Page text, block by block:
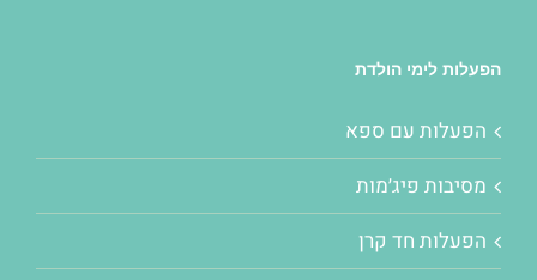
הפעלות לימי הולדת
הפעלות עם ספא
מסיבות פיג׳מות
הפעלות חד קרן